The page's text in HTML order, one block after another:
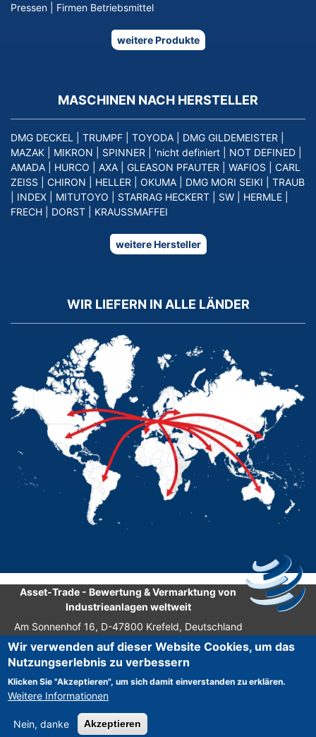
Pressen
Firmen Betriebsmittel
weitere Produkte
MASCHINEN NACH HERSTELLER
DMG DECKEL TRUMPF TOYODA DMG GILDEMEISTER
MAZAK
MIKRON SPINNER 'nicht definiert NOT DEFINED
AMADA
HURCO AXA GLEASON PFAUTER WAFIOS
CARL
ZEISS
CHIRON HELLER OKUMA DMG MORI SEIKI
TRAUB
INDEX MITUTOYO STARRAG HECKERT SW HERMLE
FRECH
DORST KRAUSSMAFFEI
weitere Hersteller
WIR LIEFERN IN ALLE LÄNDER
Asset-Trade - Bewertung & Vermarktung von
Industrieanlagen weltweit
Am Sonnenhof 16, D-47800 Krefeld, Deutschland
Tel.: +49 2151 32 500 33
Fax.: +49 2151 65 29 22
© 2026 Asset-Trade
Wir verwenden auf dieser Website Cookies, um das
Nutzungserlebnis zu verbessern
Klicken Sie "Akzeptieren", um sich damit einverstanden zu erklären.
Weitere Informationen
Nein, danke Akzeptieren